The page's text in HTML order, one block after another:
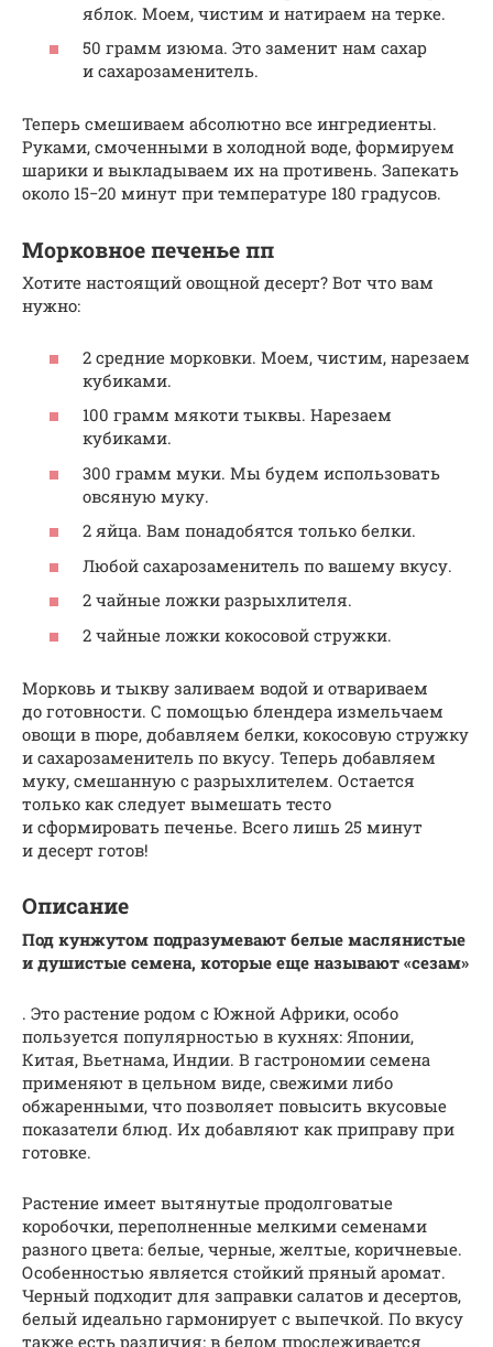
яблок. Моем, чистим и натираем на терке.
50 грамм изюма. Это заменит нам сахар
и сахарозаменитель.
Теперь смешиваем абсолютно все ингредиенты.
Руками, смоченными в холодной воде, формируем
шарики и выкладываем их на противень. Запекать
около 15−20 минут при температуре 180 градусов.
Морковное печенье пп
Хотите настоящий овощной десерт? Вот что вам
нужно:
2 средние морковки. Моем, чистим, нарезаем
кубиками.
100 грамм мякоти тыквы. Нарезаем
кубиками.
300 грамм муки. Мы будем использовать
овсяную муку.
2 яйца. Вам понадобятся только белки.
Любой сахарозаменитель по вашему вкусу.
2 чайные ложки разрыхлителя.
2 чайные ложки кокосовой стружки.
Морковь и тыкву заливаем водой и отвариваем
до готовности. С помощью блендера измельчаем
овощи в пюре, добавляем белки, кокосовую стружку
и сахарозаменитель по вкусу. Теперь добавляем
муку, смешанную с разрыхлителем. Остается
только как следует вымешать тесто
и сформировать печенье. Всего лишь 25 минут
и десерт готов!
Описание
Под кунжутом подразумевают белые маслянистые
и душистые семена, которые еще называют «сезам»
. Это растение родом с Южной Африки, особо
пользуется популярностью в кухнях: Японии,
Китая, Вьетнама, Индии. В гастрономии семена
применяют в цельном виде, свежими либо
обжаренными, что позволяет повысить вкусовые
показатели блюд. Их добавляют как приправу при
готовке.
Растение имеет вытянутые продолговатые
коробочки, переполненные мелкими семенами
разного цвета: белые, черные, желтые, коричневые.
Особенностью является стойкий пряный аромат.
Черный подходит для заправки салатов и десертов,
белый идеально гармонирует с выпечкой. По вкусу
также есть различия: в белом прослеживается